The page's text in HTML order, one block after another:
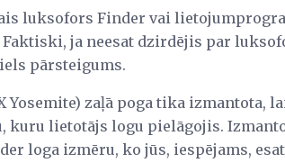
luksofors Finder vai
Faktiski, ja neesat dzirdējis par
pārsteigums.
Yosemite) zaļā poga tika izmantota,
kuru lietotājs logu pielāgojis.
loga izmēru, ko jūs, iespējams,